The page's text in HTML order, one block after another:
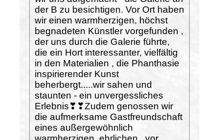
der B zu besichtigen. Vor Ort haben
wir einen warmherzigen, höchst
begnadeten Künstler vorgefunden ,
der uns durch die Galerie führte,
die ein Hort interessanter, vielfältig
in den Materialien , die Phanthasie
inspirierender Kunst
beherbergt.....wir sahen und
staunten - ein unvergessliches
Erlebnis❣❣Zudem genossen wir
die aufmerksame Gastfreundschaft
eines außergewöhnlich